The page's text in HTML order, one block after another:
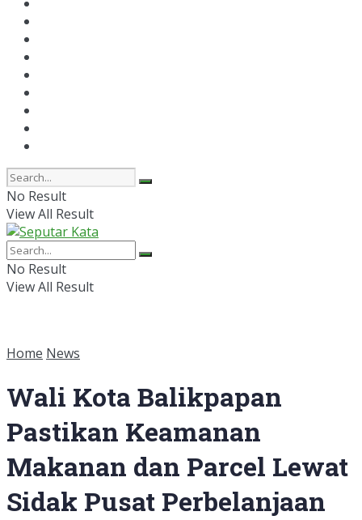
No Result
View All Result
No Result
View All Result
Home News
Wali Kota Balikpapan
Pastikan Keamanan
Makanan dan Parcel Lewat
Sidak Pusat Perbelanjaan